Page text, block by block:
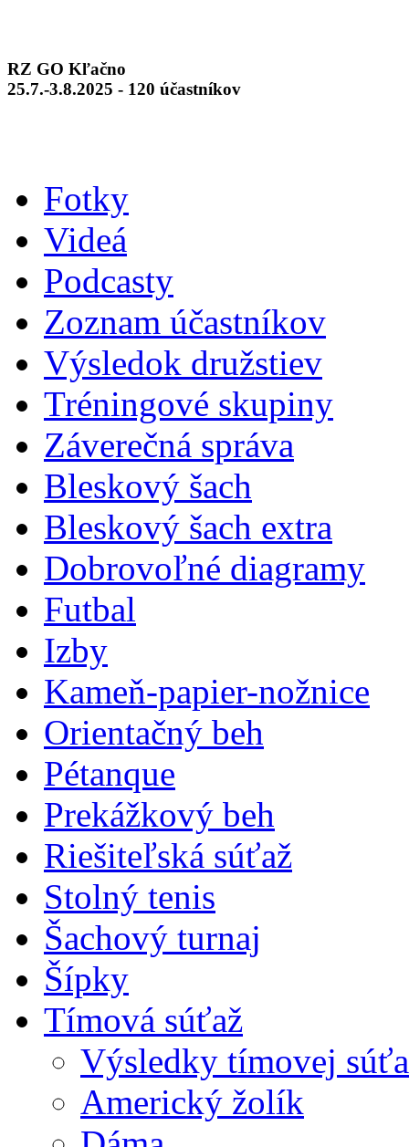
RZ GO Kľačno
25.7.-3.8.2025 - 120 účastníkov
Fotky
Videá
Podcasty
Zoznam účastníkov
Výsledok družstiev
Tréningové skupiny
Záverečná správa
Bleskový šach
Bleskový šach extra
Dobrovoľné diagramy
Futbal
Izby
Kameň-papier-nožnice
Orientačný beh
Pétanque
Prekážkový beh
Riešiteľská súťaž
Stolný tenis
Šachový turnaj
Šípky
Tímová súťaž
Výsledky tímovej
Americký žolík